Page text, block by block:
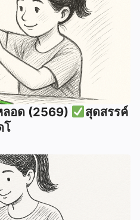
ลอด (2569)
สุดสรรค์
โ